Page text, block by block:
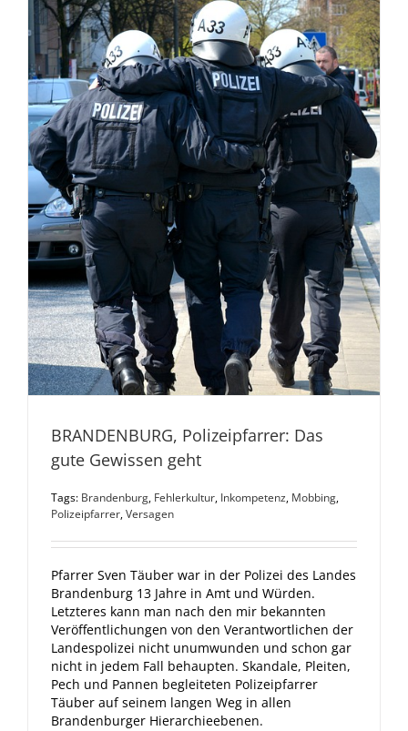
BRANDENBURG, Polizeipfarrer: Das
gute Gewissen geht
Tags: Brandenburg, Fehlerkultur, Inkompetenz, Mobbing,
Polizeipfarrer,Versagen
Pfarrer Sven Täuber war in der Polizei des Landes
Brandenburg 13 Jahre in Amt und Würden.
Letzteres kann man nach den mir bekannten
Veröffentlichungen von den Verantwortlichen der
Landespolizei nicht unumwunden und schon gar
nicht in jedem Fall behaupten. Skandale, Pleiten,
Pech und Pannen begleiteten Polizeipfarrer
Täuber auf seinem langen Weg in allen
Brandenburger Hierarchieebenen.